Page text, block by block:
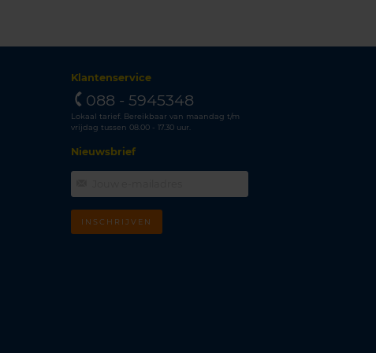
Klantenservice
088 - 5945348
Lokaal tarief. Bereikbaar van maandag t/m
vrijdag tussen 08.00 - 17.30 uur.
Nieuwsbrief
INSCHRIJVEN